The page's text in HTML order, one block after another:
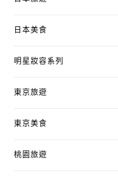
日本美食
明星妝容系列
東京旅遊
東京美食
桃園旅遊